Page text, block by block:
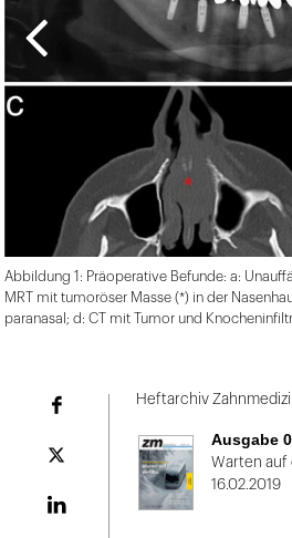
Abbildung 1: Präoperative Befunde: a:
MRT mit tumoröser Masse (*) in der
paranasal; d: CT mit Tumor und
Plattform
Heftarchiv
Ausgabe
Warten auf
16.02.2019